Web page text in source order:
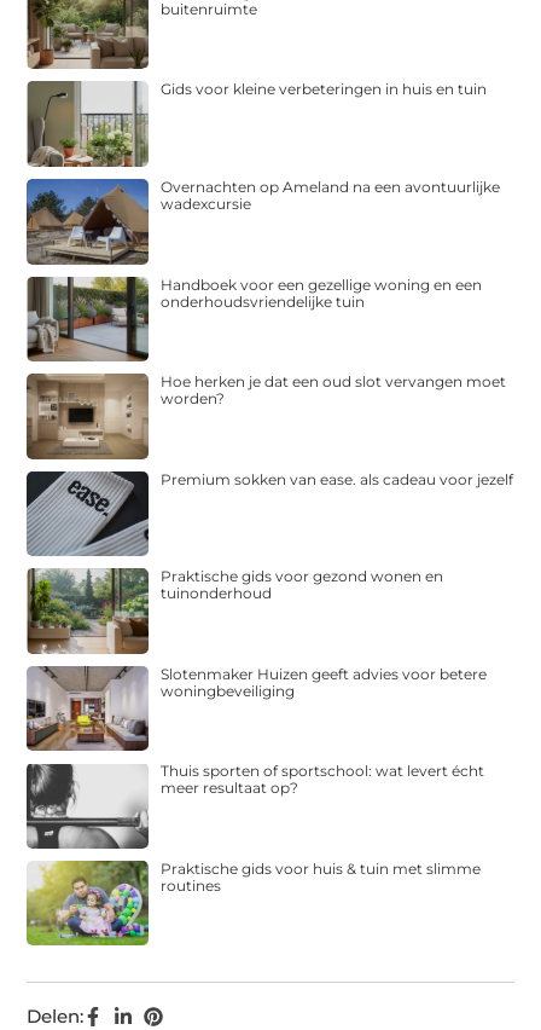
Delen:
buitenruimte
Gids voor kleine verbeteringen in huis en tuin
Overnachten op Ameland na een avontuurlijke
wadexcursie
Handboek voor een gezellige woning en een
onderhoudsvriendelijke tuin
Hoe herken je dat een oud slot vervangen moet
worden?
Premium sokken van ease. als cadeau voor jezelf
Praktische gids voor gezond wonen en
tuinonderhoud
Slotenmaker Huizen geeft advies voor betere
woningbeveiliging
Thuis sporten of sportschool: wat levert écht
meer resultaat op?
Praktische gids voor huis & tuin met slimme
routines